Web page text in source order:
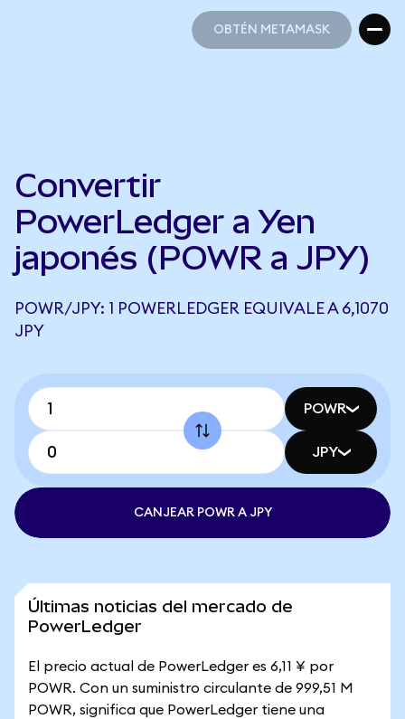
OBTÉN METAMASK
Convertir
PowerLedger a Yen
japonés (POWR a JPY)
POWR/JPY: 1 POWERLEDGER EQUIVALE A 6,1070
JPY
POWR
JPY
CANJEAR POWR A JPY
Últimas noticias del mercado de
PowerLedger
El precio actual de PowerLedger es 6,11 ¥ por
POWR. Con un suministro circulante de 999,51 M
POWR, significa que PowerLedger tiene una